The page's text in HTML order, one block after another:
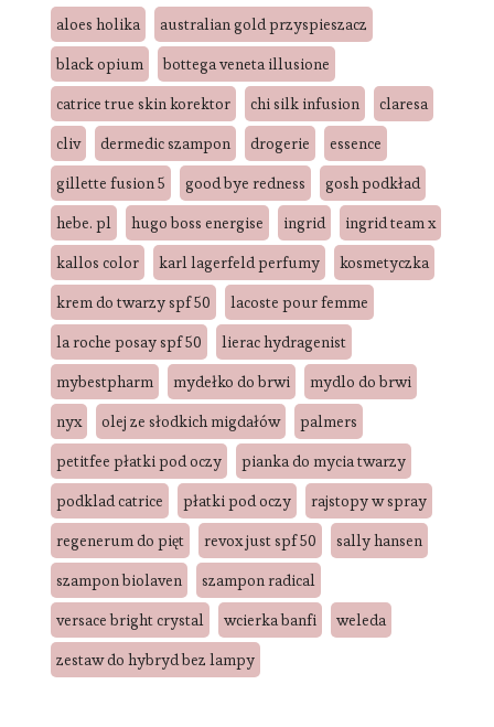
aloes holika
australian gold przyspieszacz
black opium
bottega veneta illusione
catrice true skin korektor
chi silk infusion
claresa
cliv
dermedic szampon drogerie
essence
gillette fusion 5
good bye redness
gosh podkład
hebe. pl
hugo boss energise ingrid
ingrid team x
kallos color
karl lagerfeld perfumy
kosmetyczka
krem do twarzy spf 50
lacoste pour femme
la roche posay spf 50
lierac hydragenist
mybestpharm
mydełko do brwi
mydlo do brwi
nyx
olej ze słodkich migdałów
palmers
petitfee płatki pod oczy
pianka do mycia twarzy
podklad catrice
płatki pod oczy
rajstopy w spray
regenerum do pięt
revox just spf 50
sally hansen
szampon biolaven
szampon radical
versace bright crystal
wcierka banfi
weleda
zestaw do hybryd bez lampy